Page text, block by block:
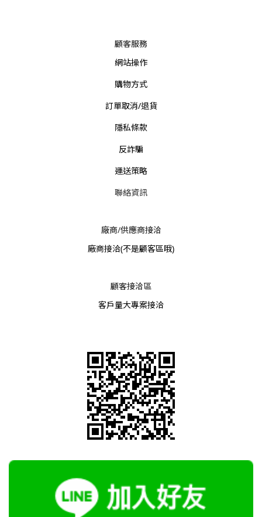
顧客服務
網站操作
購物方式
訂單取消/退貨
隱私條款
反詐騙
運送策略
聯絡資訊
廠商/供應商接洽
廠商接洽(不是顧客區哦)
顧客接洽區
客戶量大專案接洽